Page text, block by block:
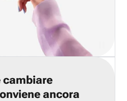
cambiare
ancora